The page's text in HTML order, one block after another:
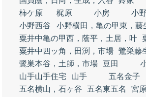
柿ケ原
梶原 小房
小
小野西谷
小野横田，亀の甲東，藤
粟井中亀の甲西，蔭平，土居，叶
粟井中四ッ角，田渕，市場 鷺巣藤
鷺巣本谷，土師，市場
豆田
山手山手住宅
山手 五名金子
五名横山，石ヶ谷
五名東五名
宮